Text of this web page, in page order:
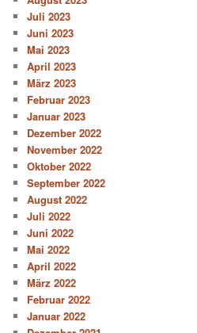
Juli 2023
Juni 2023
Mai 2023
April 2023
März 2023
Februar 2023
Januar 2023
Dezember 2022
November 2022
Oktober 2022
September 2022
August 2022
Juli 2022
Juni 2022
Mai 2022
April 2022
März 2022
Februar 2022
Januar 2022